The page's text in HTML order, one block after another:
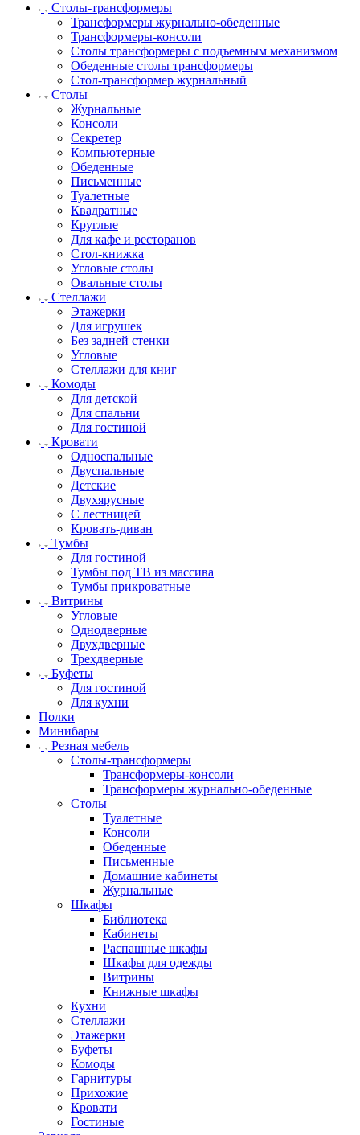
Столы-трансформеры
Трансформеры журнально-обеденные
Трансформеры-консоли
Столы трансформеры с подъемным механизмом
Обеденные столы трансформеры
Стол-трансформер журнальный
Столы
Журнальные
Консоли
Секретер
Компьютерные
Обеденные
Письменные
Туалетные
Квадратные
Круглые
Для кафе и ресторанов
Стол-книжка
Угловые столы
Овальные столы
Стеллажи
Этажерки
Для игрушек
Без задней стенки
Угловые
Стеллажи для книг
Комоды
Для детской
Для спальни
Для гостиной
Кровати
Односпальные
Двуспальные
Детские
Двухярусные
С лестницей
Кровать-диван
Тумбы
Для гостиной
Тумбы под ТВ из массива
Тумбы прикроватные
Витрины
Угловые
Однодверные
Двухдверные
Трехдверные
Буфеты
Для гостиной
Для кухни
Полки
Минибары
Резная мебель
Столы-трансформеры
Трансформеры-консоли
Трансформеры журнально-обеденные
Столы
Туалетные
Консоли
Обеденные
Письменные
Домашние кабинеты
Журнальные
Шкафы
Библиотека
Кабинеты
Распашные шкафы
Шкафы для одежды
Витрины
Книжные шкафы
Кухни
Стеллажи
Этажерки
Буфеты
Комоды
Гарнитуры
Прихожие
Кровати
Гостиные